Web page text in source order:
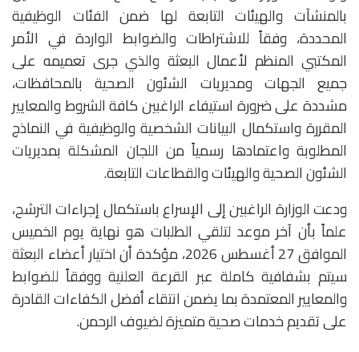
بالمنشآت والهيئات التابعة لها ضمن الفئات الوظيفية
المحددة، وفقاً للاشتراطات والضوابط الواردة في الأمر
المكتبي المنظم لأعمال البعثة والذي جرى تعميمه على
جميع الجهات ومديريات الشئون الصحية بالمحافظات،
مشددة على ضرورة استيفاء الراغبين كافة الشروط والمعايير
المقررة واستكمال البيانات الشخصية والوظيفية في النماذج
المطلوبة واعتمادها رسمياً من اللجان المشكلة بمديريات
الشئون الصحية والهيئات والقطاعات التابعة.
ودعت الوزارة الراغبين إلى الإسراع باستكمال إجراءات الترشح،
علماً بأن آخر موعد لتلقي الطلبات هو نهاية يوم الخميس
الموافق 27 أغسطس 2026، مؤكدة أن اختيار أعضاء البعثة
سيتم بشفافية كاملة عبر القرعة العلنية ووفقاً للضوابط
والمعايير المعتمدة بما يضمن انتقاء أفضل الكفاءات القادرة
على تقديم خدمات صحية متميزة لضيوف الرحمن.